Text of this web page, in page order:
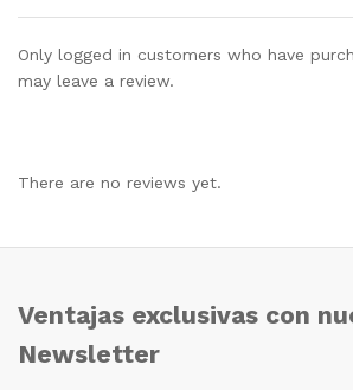
Only logged in customers who have
may leave a review.
There are no reviews yet.
Ventajas exclusivas con
Newsletter